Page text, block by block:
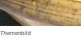
Themenbild